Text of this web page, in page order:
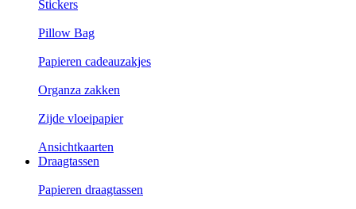
Stickers
Pillow Bag
Papieren cadeauzakjes
Organza zakken
Zijde vloeipapier
Ansichtkaarten
Draagtassen
Papieren draagtassen